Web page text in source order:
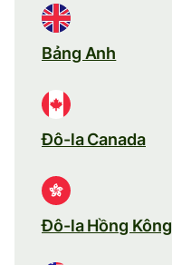
Bảng Anh
Đô-la Canada
Đô-la Hồng Kông